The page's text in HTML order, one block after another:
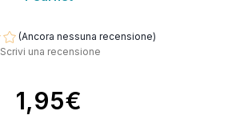
(Ancora nessuna recensione)
Scrivi una recensione
1,95€